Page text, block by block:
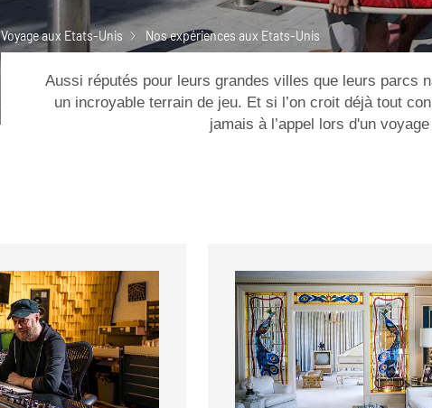
Voyage aux Etats-Unis Nos expériences aux Etats-Unis
Aussi réputés pour leurs grandes villes que leurs parcs
un incroyable terrain de jeu. Et si l’on croit déjà tout
jamais à l’appel lors d'un